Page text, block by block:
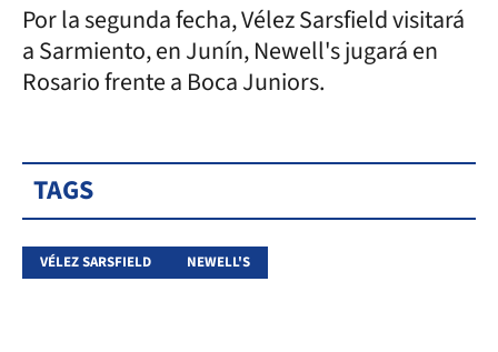
Por la segunda fecha, Vélez Sarsfield visitará
a Sarmiento, en Junín, Newell's jugará en
Rosario frente a Boca Juniors.
TAGS
VÉLEZ SARSFIELD NEWELL'S